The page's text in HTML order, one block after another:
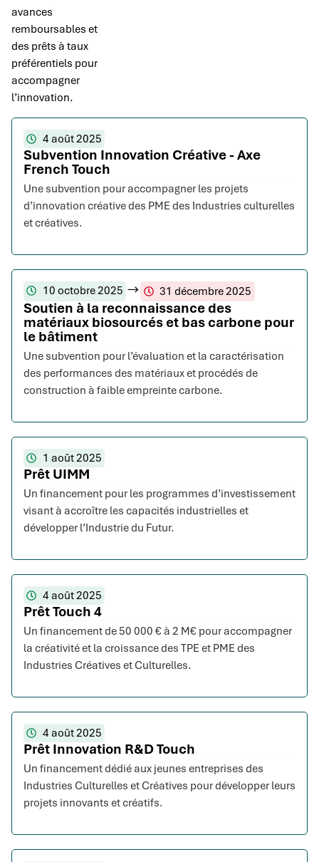
avances
remboursables et
des prêts à taux
préférentiels pour
accompagner
l’innovation.
4 août 2025
Subvention Innovation Créative - Axe
French Touch
Une subvention pour accompagner les projets
d’innovation créative des PME des Industries culturelles
et créatives.
10 octobre 2025 31 décembre 2025
Soutien à la reconnaissance des
matériaux biosourcés et bas carbone pour
le bâtiment
Une subvention pour l’évaluation et la caractérisation
des performances des matériaux et procédés de
construction à faible empreinte carbone.
1 août 2025
Prêt UIMM
Un financement pour les programmes d’investissement
visant à accroître les capacités industrielles et
développer l’Industrie du Futur.
4 août 2025
Prêt Touch 4
Un financement de 50 000 € à 2 M€ pour accompagner
la créativité et la croissance des TPE et PME des
Industries Créatives et Culturelles.
4 août 2025
Prêt Innovation R&D Touch
Un financement dédié aux jeunes entreprises des
Industries Culturelles et Créatives pour développer leurs
projets innovants et créatifs.